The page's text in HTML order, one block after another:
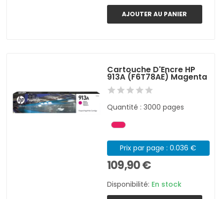
AJOUTER AU PANIER
Cartouche D'Encre HP
913A (F6T78AE) Magenta
Quantité : 3000 pages
Prix par page : 0.036 €
109,90 €
Disponibilité: En stock